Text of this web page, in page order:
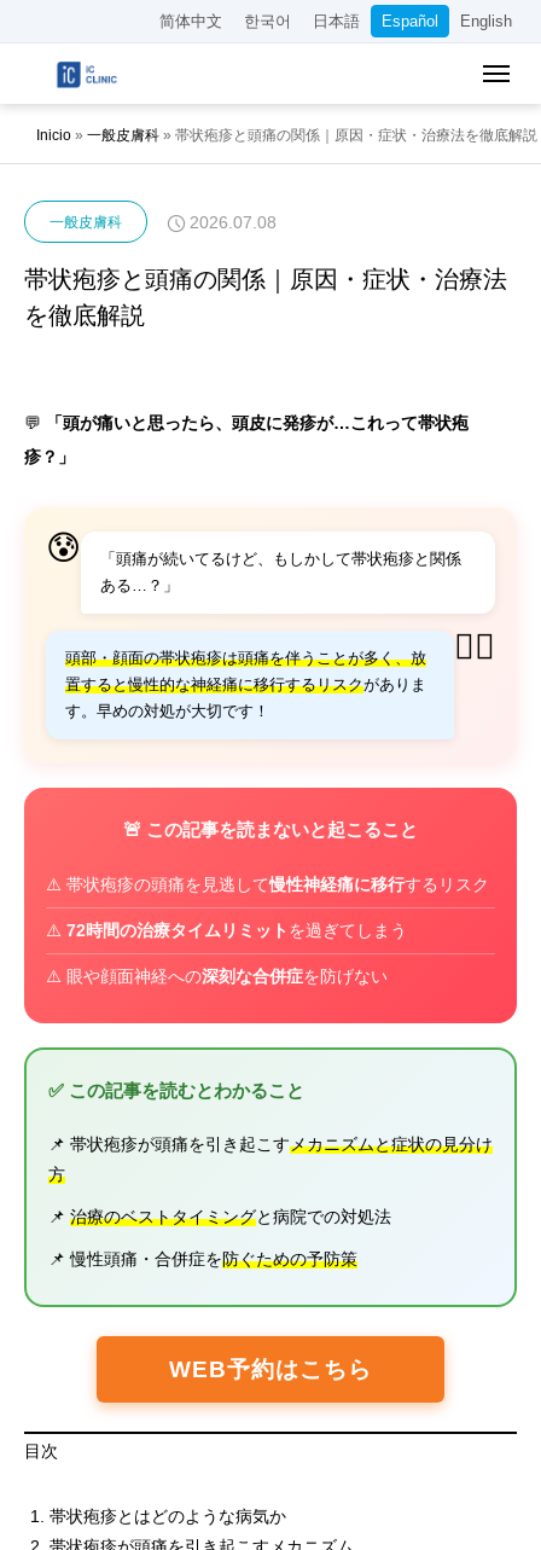
简体中文 한국어 日本語 Español English
Inicio » 一般皮膚科 » 帯状疱疹と頭痛の関係｜原因・症状・治療法を徹底解説
一般皮膚科 2026.07.08
帯状疱疹と頭痛の関係｜原因・症状・治療法
を徹底解説
💬
「頭が痛いと思ったら、頭皮に発疹が…これって帯状疱
疹？」
😰
「頭痛が続いてるけど、もしかして帯状疱疹と関係
ある…？」
👨‍⚕️
頭部・顔面の帯状疱疹は頭痛を伴うことが多く、放
置すると慢性的な神経痛に移行するリスクがありま
す。早めの対処が大切です！
🚨 この記事を読まないと起こること
⚠️ 帯状疱疹の頭痛を見逃して慢性神経痛に移行するリスク
⚠️ 72時間の治療タイムリミット を過ぎてしまう
⚠️ 眼や顔面神経への深刻な合併症を防げない
✅ この記事を読むとわかること
📌 帯状疱疹が頭痛を引き起こすメカニズムと症状の見分け
方
📌 治療のベストタイミングと病院での対処法
📌 慢性頭痛・合併症を防ぐための予防策
WEB予約はこちら
目次
帯状疱疹とはどのような病気か